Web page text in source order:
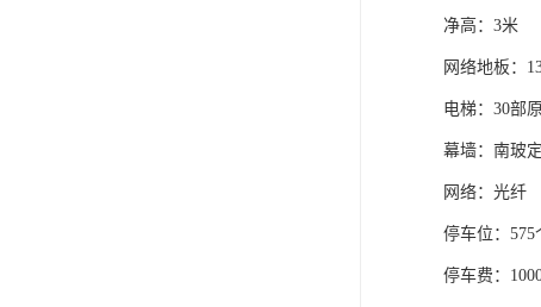
净高：3米
网络地板：
电梯：30部
幕墙：南玻
网络：光纤
停车位：575
停车费：